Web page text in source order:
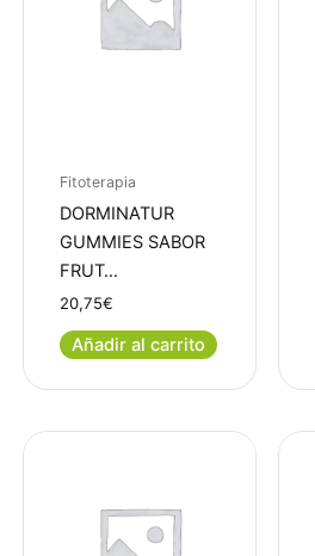
Fitoterapia
DORMINATUR
GUMMIES SABOR
FRUT…
20,75€
Añadir al carrito